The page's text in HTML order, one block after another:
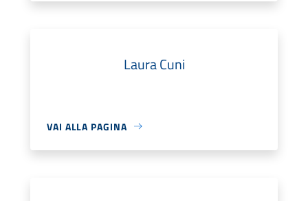
Laura Cuni
VAI ALLA PAGINA